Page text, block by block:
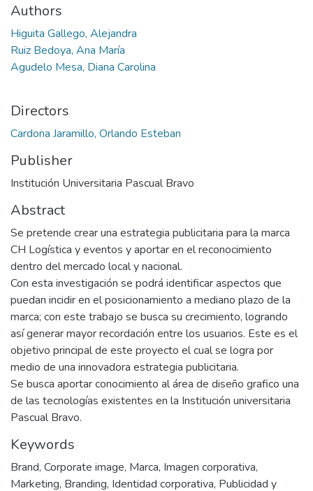
Authors
Higuita Gallego, Alejandra
Ruiz Bedoya, Ana María
Agudelo Mesa, Diana Carolina
Directors
Cardona Jaramillo, Orlando Esteban
Publisher
Institución Universitaria Pascual Bravo
Abstract
Se pretende crear una estrategia publicitaria para la marca
CH Logística y eventos y aportar en el reconocimiento
dentro del mercado local y nacional.
Con esta investigación se podrá identificar aspectos que
puedan incidir en el posicionamiento a mediano plazo de la
marca; con este trabajo se busca su crecimiento, logrando
así generar mayor recordación entre los usuarios. Este es el
objetivo principal de este proyecto el cual se logra por
medio de una innovadora estrategia publicitaria.
Se busca aportar conocimiento al área de diseño grafico una
de las tecnologías existentes en la Institución universitaria
Pascual Bravo.
Keywords
Brand, Corporate image, Marca, Imagen corporativa,
Marketing, Branding, Identidad corporativa, Publicidad y